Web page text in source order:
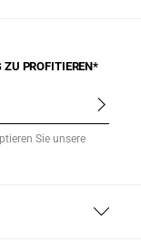
ZU PROFITIEREN*
Sie unsere